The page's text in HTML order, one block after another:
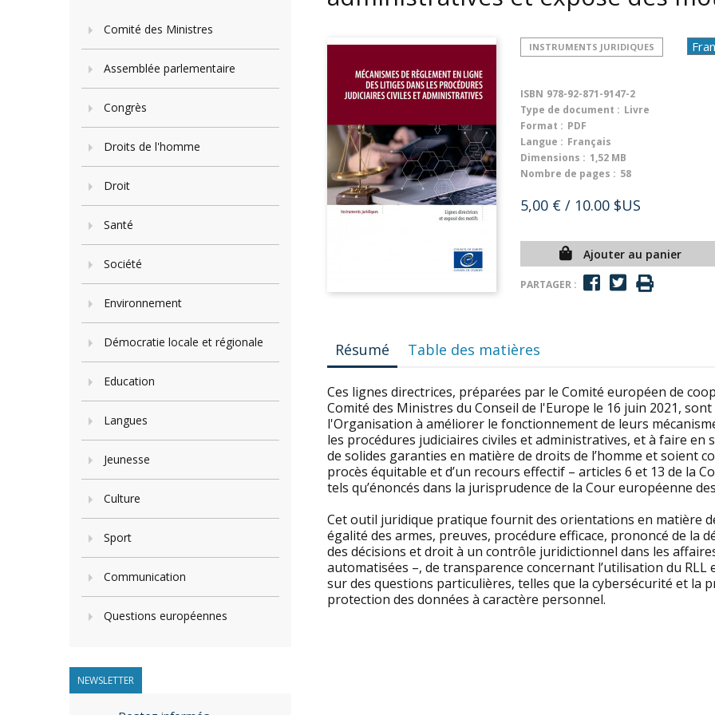
Comité des Ministres
Assemblée parlementaire
Congrès
Droits de l'homme
Droit
Santé
Société
Environnement
Démocratie locale et régionale
Education
Langues
Jeunesse
Culture
Sport
Communication
Questions européennes
NEWSLETTER
INSTRUMENTS JURIDIQUES
ISBN 978-92-871-9147-2
Type de document : Livre
Format : PDF
Langue : Français
Dimensions : 1,52 MB
Nombre de pages : 58
5,00 € / 10.00 $US
Ajouter au panier
PARTAGER :
Résumé Table des matières
Ces lignes directrices, préparées par le Comité européen de
Comité des Ministres du Conseil de l'Europe le 16 juin 2021,
l'Organisation à améliorer le fonctionnement de leurs
les procédures judiciaires civiles et administratives, et à faire en
de solides garanties en matière de droits de l’homme et soient
procès équitable et d’un recours effectif – articles 6 et 13 de la
tels qu’énoncés dans la jurisprudence de la Cour européenne
Cet outil juridique pratique fournit des orientations en matière
égalité des armes, preuves, procédure efficace, prononcé de la
des décisions et droit à un contrôle juridictionnel dans les
automatisées –, de transparence concernant l’utilisation du RLL
sur des questions particulières, telles que la cybersécurité et la
protection des données à caractère personnel.